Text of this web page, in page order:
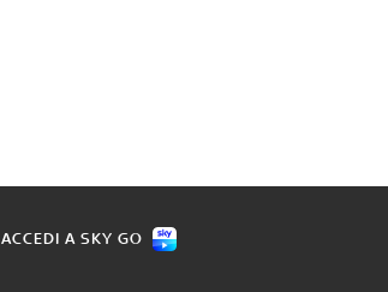
ACCEDI A SKY GO